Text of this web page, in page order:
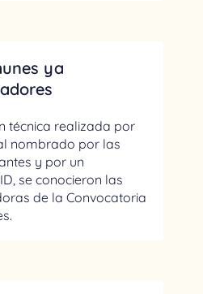
ya
técnica realizada por
nombrado por las
y por un
se conocieron las
de la Convocatoria